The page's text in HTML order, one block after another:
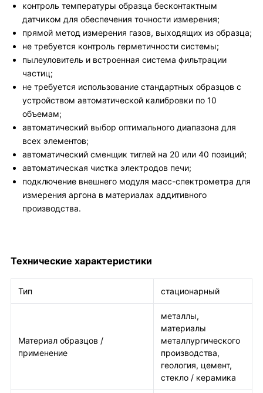
контроль температуры образца бесконтактным
датчиком для обеспечения точности измерения;
прямой метод измерения газов, выходящих из образца;
не требуется контроль герметичности системы;
пылеуловитель и встроенная система фильтрации
частиц;
не требуется использование стандартных образцов с
устройством автоматической калибровки по 10
объемам;
автоматический выбор оптимального диапазона для
всех элементов;
автоматический сменщик тиглей на 20 или 40 позиций;
автоматическая чистка электродов печи;
подключение внешнего модуля масс-спектрометра для
измерения аргона в материалах аддитивного
производства.
Технические характеристики
Тип стационарный
Материал образцов /
применение
металлы,
материалы
металлургического
производства,
геология, цемент,
стекло / керамика